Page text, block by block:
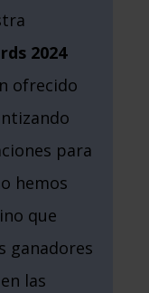
2024
ofrecido
para
hemos
que
ganadores
las